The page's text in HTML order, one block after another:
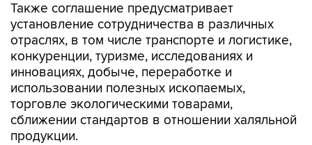
Также соглашение предусматривает
установление сотрудничества в различных
отраслях, в том числе транспорте и логистике,
конкуренции, туризме, исследованиях и
инновациях, добыче, переработке и
использовании полезных ископаемых,
торговле экологическими товарами,
сближении стандартов в отношении халяльной
продукции.